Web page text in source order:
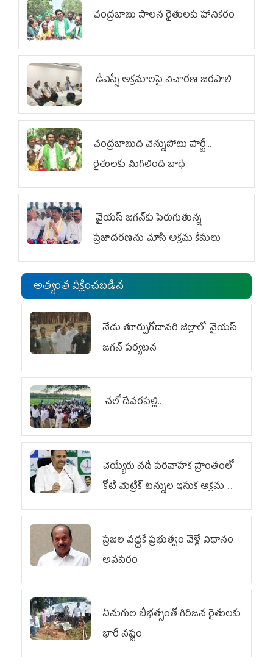
చంద్రబాబు పాలన రైతులకు హానికరం
డీఎస్సీ అక్రమాలపై విచారణ జరపాలి
చంద్రబాబుది వెన్నుపోటు పార్టీ...
రైతులకు మిగిలింది బాధే
వైయ‌స్ జగన్‌కు పెరుగుతున్న
ప్రజాదరణను చూసి అక్రమ కేసులు
అత్యంత వీక్షించబడిన
నేడు తూర్పుగోదావరి జిల్లాలో వైయస్‌
జగన్‌ పర్యటన
చలో దేవరపల్లి..
చెయ్యేరు నదీ పరివాహక ప్రాంతంలో
కోటి మెట్రిక్ టన్నుల ఇసుక అక్రమ
రవాణా
ప్రజల వద్దకే ప్రభుత్వం వెళ్లే విధానం
అవసరం
ఏనుగుల బీభత్సంతో గిరిజన రైతులకు
భారీ నష్టం